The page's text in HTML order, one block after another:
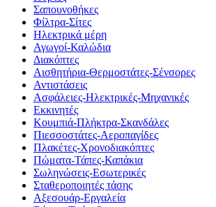
Σαπουνοθήκες
Φίλτρα-Σίτες
Ηλεκτρικά μέρη
Αγωγοί-Καλώδια
Διακόπτες
Αισθητήρια-Θερμοστάτες-Σένσορες
Αντιστάσεις
Ασφάλειες-Ηλεκτρικές-Μηχανικές
Εκκινητές
Κουμπιά-Πλήκτρα-Σκανδάλες
Πιεσσοστάτες-Αεροπαγίδες
Πλακέτες-Χρονοδιακόπτες
Πώματα-Τάπες-Καπάκια
Σωληνώσεις-Εσωτερικές
Σταθεροποιητές τάσης
Αξεσουάρ-Εργαλεία